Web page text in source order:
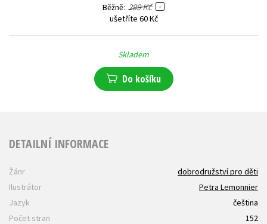
Běžně 299 Kč
ušetříte 60 Kč
Skladem
Do košíku
DETAILNÍ INFORMACE
Žánr
dobrodružství pro děti
Ilustrátor
Petra Lemonnier
Jazyk
čeština
Počet stran
152